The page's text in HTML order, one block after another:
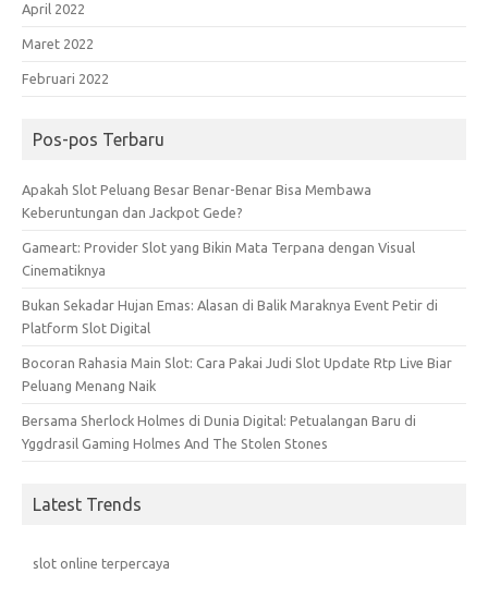
April 2022
Maret 2022
Februari 2022
Pos-pos Terbaru
Apakah Slot Peluang Besar Benar-Benar Bisa Membawa
Keberuntungan dan Jackpot Gede?
Gameart: Provider Slot yang Bikin Mata Terpana dengan Visual
Cinematiknya
Bukan Sekadar Hujan Emas: Alasan di Balik Maraknya Event Petir di
Platform Slot Digital
Bocoran Rahasia Main Slot: Cara Pakai Judi Slot Update Rtp Live Biar
Peluang Menang Naik
Bersama Sherlock Holmes di Dunia Digital: Petualangan Baru di
Yggdrasil Gaming Holmes And The Stolen Stones
Latest Trends
slot online terpercaya